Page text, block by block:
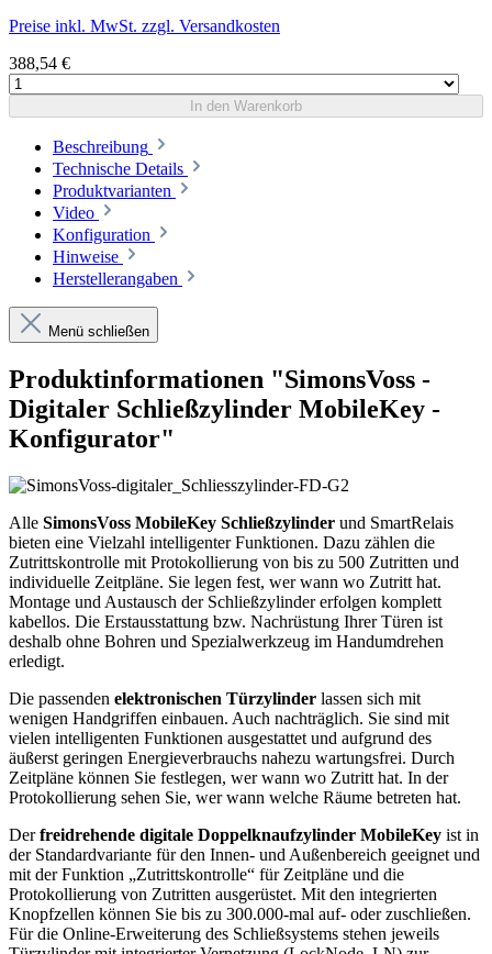
Preise inkl. MwSt. zzgl. Versandkosten
388,54 €
In den Warenkorb
Beschreibung
Technische Details
Produktvarianten
Video
Konfiguration
Hinweise
Herstellerangaben
Menü schließen
Produktinformationen "SimonsVoss -
Digitaler Schließzylinder MobileKey -
Konfigurator"
Alle SimonsVoss MobileKey Schließzylinder und SmartRelais
bieten eine Vielzahl intelligenter Funktionen. Dazu zählen die
Zutrittskontrolle mit Protokollierung von bis zu 500 Zutritten und
individuelle Zeitpläne. Sie legen fest, wer wann wo Zutritt hat.
Montage und Austausch der Schließzylinder erfolgen komplett
kabellos. Die Erstausstattung bzw. Nachrüstung Ihrer Türen ist
deshalb ohne Bohren und Spezialwerkzeug im Handumdrehen
erledigt.
Die passenden elektronischen Türzylinder lassen sich mit
wenigen Handgriffen einbauen. Auch nachträglich. Sie sind mit
vielen intelligenten Funktionen ausgestattet und aufgrund des
äußerst geringen Energieverbrauchs nahezu wartungsfrei. Durch
Zeitpläne können Sie festlegen, wer wann wo Zutritt hat. In der
Protokollierung sehen Sie, wer wann welche Räume betreten hat.
Derfreidrehende digitale Doppelknaufzylinder MobileKey ist in
der Standardvariante für den Innen- und Außenbereich geeignet und
mit der Funktion „Zutrittskontrolle“ für Zeitpläne und die
Protokollierung von Zutritten ausgerüstet. Mit den integrierten
Knopfzellen können Sie bis zu 300.000-mal auf- oder zuschließen.
Für die Online-Erweiterung des Schließsystems stehen jeweils